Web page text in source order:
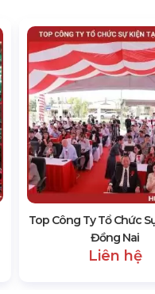
Top Công Ty Tổ Chức
Đồng Nai
Liên hệ